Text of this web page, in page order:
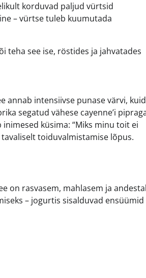
korduvad paljud vürtsid
– vürtse tuleb kuumutada
teha see ise, röstides ja jahvatades
annab intensiivse punase värvi, kuid
segatud vähese cayenne’i
küsima: “Miks minu toit ei
toiduvalmistamise lõpus.
on rasvasem, mahlasem ja
– jogurtis sisalduvad ensüümid